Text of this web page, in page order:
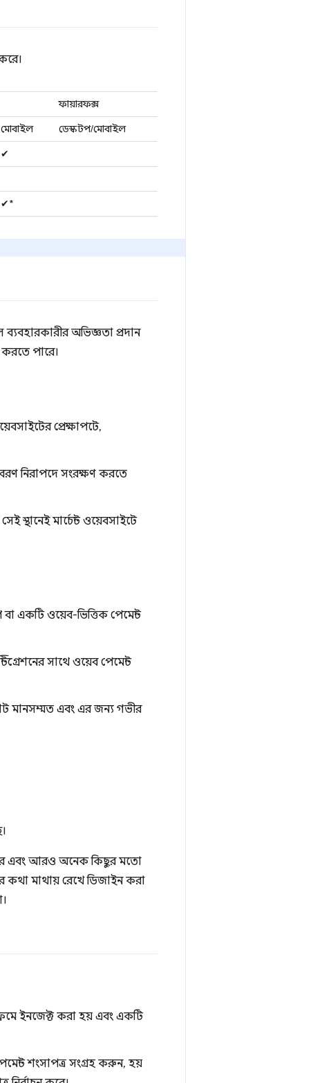
ফায়ারফক্স
মোবাইল
ডেস্কটপ/মোবাইল
✔
✔*
অভিজ্ঞতা প্রদান
পারে।
প্রেক্ষাপটে,
নিরাপদে সংরক্ষণ করতে
স্থানেই মার্চেন্ট ওয়েবসাইটে
বা একটি ওয়েব-ভিত্তিক পেমেন্ট
সাথে ওয়েব পেমেন্ট
মানসম্মত এবং এর জন্য গভীর
এবং আরও অনেক কিছুর মতো
কথা মাথায় রেখে ডিজাইন করা
ইনজেক্ট করা হয় এবং একটি
শংসাপত্র সংগ্রহ করুন, হয়